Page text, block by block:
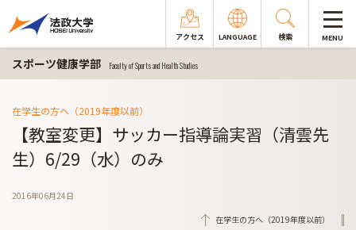
アクセス LANGUAGE 検索 MENU
スポーツ健康学部 Faculty of Sports and Health Studies
在学生の方へ（2019年度以前）
【教室変更】サッカー指導論実習（清雲先
生）6/29（水）のみ
2016年06月24日
在学生の方へ（2019年度以前）